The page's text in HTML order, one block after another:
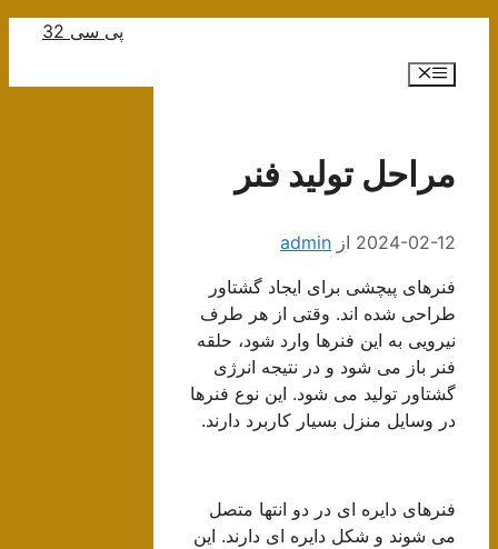
پی سی 32
فهرست
مراحل تولید فنر
2024-02-12 از admin
فنرهای پیچشی برای ایجاد گشتاور
طراحی شده اند. وقتی از هر طرف
نیرویی به این فنرها وارد شود، حلقه
فنر باز می شود و در نتیجه انرژی
گشتاور تولید می شود. این نوع فنرها
در وسایل منزل بسیار کاربرد دارند.
فنرهای دایره ای در دو انتها متصل
می شوند و شکل دایره ای دارند. این